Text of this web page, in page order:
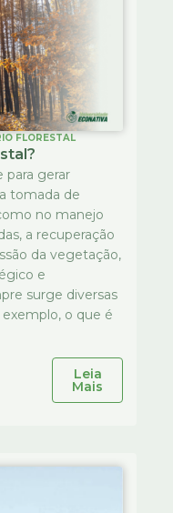
FLORESTAL
para gerar
tomada de
no manejo
a recuperação
da vegetação,
e
surge diversas
o que é
Leia
Mais